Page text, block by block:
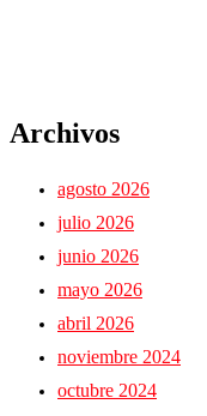
Archivos
agosto 2026
julio 2026
junio 2026
mayo 2026
abril 2026
noviembre 2024
octubre 2024